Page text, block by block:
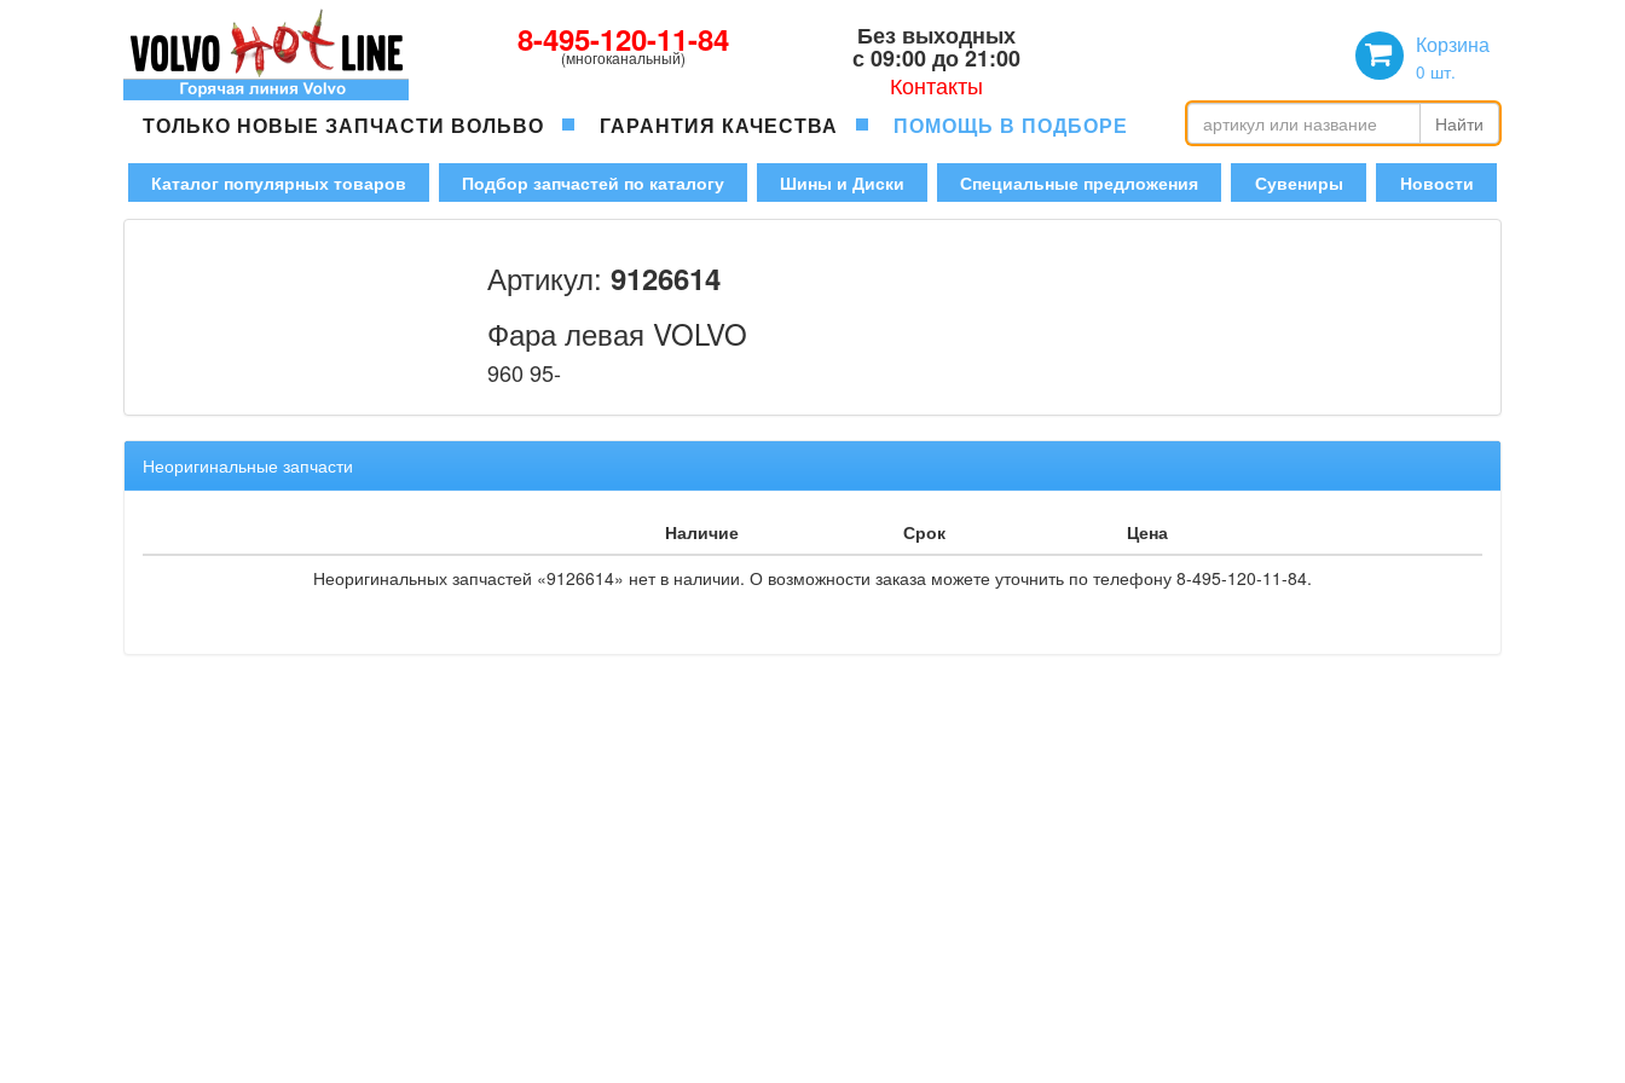
8-495-120-11-84
(многоканальный)
Без выходных
с 09:00 до 21:00
Контакты
Корзина
0 шт.
ТОЛЬКО НОВЫЕ ЗАПЧАСТИ ВОЛЬВО ГАРАНТИЯ КАЧЕСТВА ПОМОЩЬ В ПОДБОРЕ Найти
Каталог популярных товаров Подбор запчастей по каталогу Шины и Диски Специальные предложения Сувениры Новости
Артикул: 9126614
Фара левая VOLVO
960 95-
Неоригинальные запчасти
Наличие Срок
Цена
Неоригинальных запчастей «9126614» нет в наличии. О возможности заказа можете уточнить по телефону 8-495-120-11-84.